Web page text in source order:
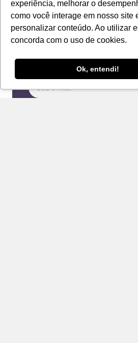
experiência, melhorar o
como você interage em nosso site
personalizar conteúdo. Ao utilizar
concorda com o uso de cookies.
Ok, entendi!
Receba novidades e ofertas